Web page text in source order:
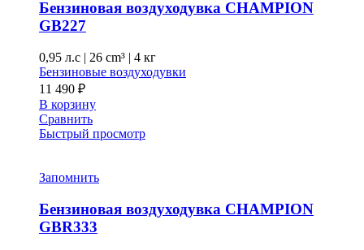
Бензиновая воздуходувка CHAMPION
GB227
0,95 л.с | 26 cm³ | 4 кг
Бензиновые воздуходувки
11 490 ₽
В корзину
Сравнить
Быстрый просмотр
Запомнить
Бензиновая воздуходувка CHAMPION
GBR333